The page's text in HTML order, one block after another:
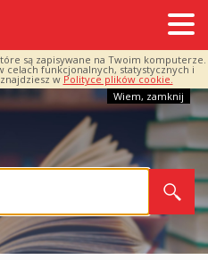
są zapisywane na Twoim komputerze.
celach funkcjonalnych, statystycznych i
w Polityce plików cookie.
Wiem, zamknij